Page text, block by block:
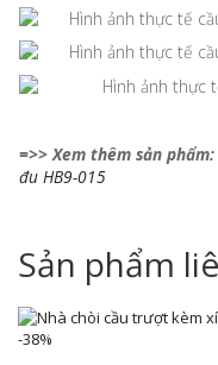
=>> Xem thêm sản phẩm:
đu HB9-015
Sản phẩm
-38%